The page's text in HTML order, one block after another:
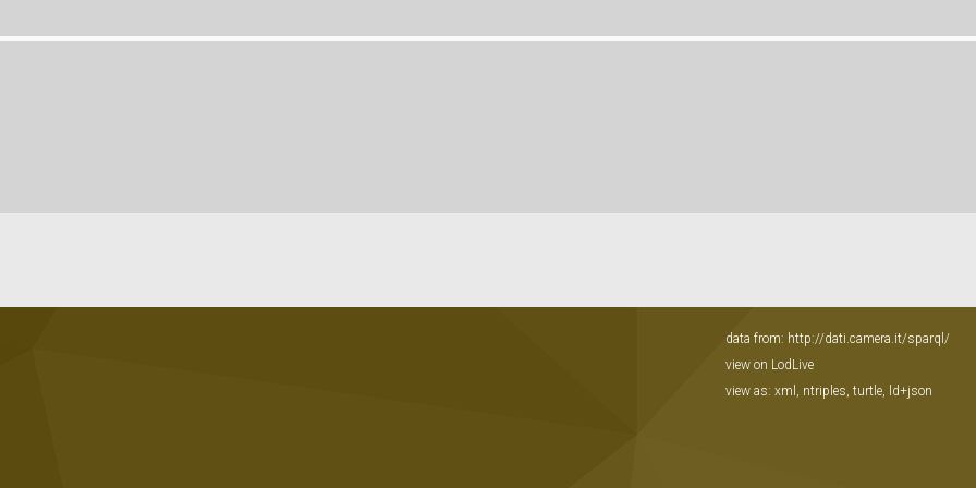
data from: http://dati.camera.it/sparql/
view on LodLive
view as: xml , ntriples, turtle, ld+json